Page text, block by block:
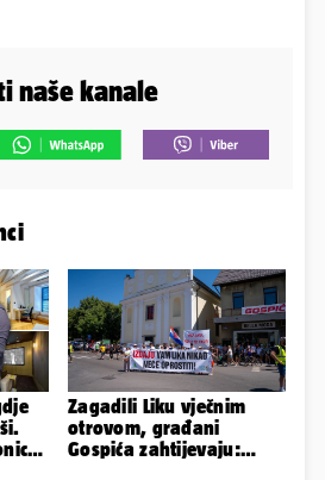
naše kanale
Zagadili Liku vječnim
otrovom, građani
Gospića zahtijevaju: